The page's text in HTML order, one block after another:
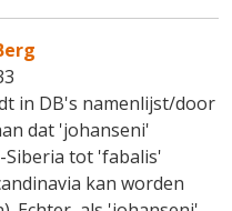
in DB's namenlijst/door
dat 'johanseni'
tot 'fabalis'
kan worden